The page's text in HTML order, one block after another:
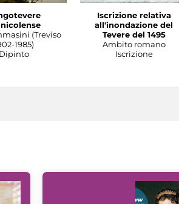
(Treviso
1985)
Dipinto
Iscrizione relativa
all'inondazione del
Tevere del 1495
Ambito romano
Iscrizione